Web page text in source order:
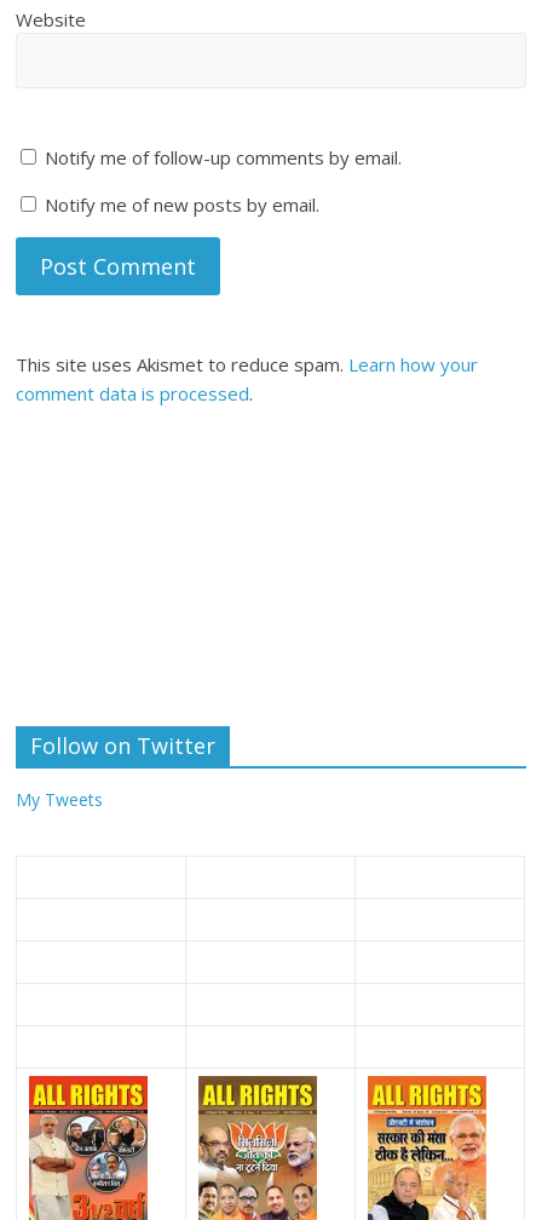
Website
Notify me of follow-up comments by email.
Notify me of new posts by email.
This site uses Akismet to reduce spam. Learn how your
comment data is processed.
Follow on Twitter
My Tweets